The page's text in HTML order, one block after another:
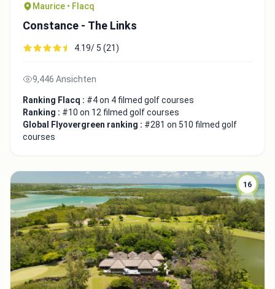
Maurice • Flacq
Constance - The Links
4.19/ 5 (21)
9,446 Ansichten
Ranking Flacq : #4 on 4 filmed golf courses
Ranking : #10 on 12 filmed golf courses
Global Flyovergreen ranking : #281 on 510 filmed golf
courses
16